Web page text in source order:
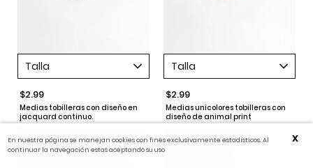
Talla
$2.99
Medias tobilleras con diseño en
jacquard continuo.
Talla
$2.99
Medias unicolores tobilleras con
diseño de animal print
En nuestra página se manejan cookies con fines exclusivamente estadísticos. Al
continuar la navegación estas aceptando su uso
X